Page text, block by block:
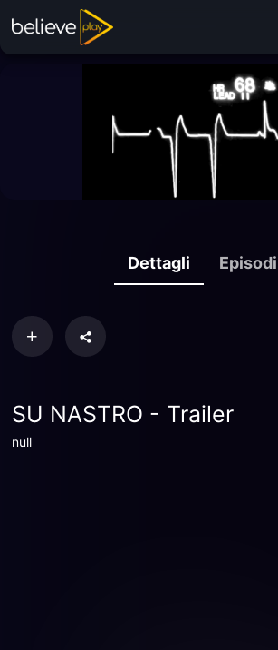
Dettagli Episodi
SU NASTRO - Trailer
null